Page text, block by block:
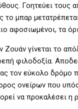
Γοητεύει
μπαρ
αφοσιωμένοι, τα
γίνεται το
φιλοδοξία.
τον εύκολο δρόμο
ονείρων που
να προκαλέσει η